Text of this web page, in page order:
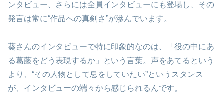
ンタビュー、さらには全員インタビューにも登場し、その
発言は常に“作品への真剣さ”が滲んでいます。
葵さんのインタビューで特に印象的なのは、「役の中にあ
る葛藤をどう表現するか」という言葉。声をあてるという
より、“その人物として息をしていたい”というスタンス
が、インタビューの端々から感じられるんです。